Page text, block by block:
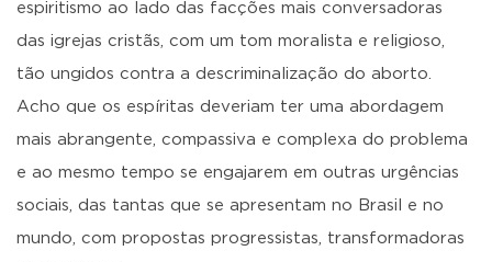
espiritismo ao lado das facções mais conversadoras
das igrejas cristãs, com um tom moralista e religioso,
tão ungidos contra a descriminalização do aborto.
Acho que os espíritas deveriam ter uma abordagem
mais abrangente, compassiva e complexa do problema
e ao mesmo tempo se engajarem em outras urgências
sociais, das tantas que se apresentam no Brasil e no
mundo, com propostas progressistas, transformadoras